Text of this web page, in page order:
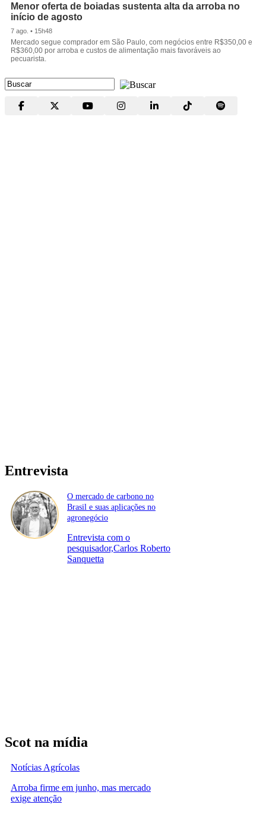
Menor oferta de boiadas sustenta alta da arroba no
início de agosto
7 ago. • 15h48
Mercado segue comprador em São Paulo, com negócios entre R$350,00 e
R$360,00 por arroba e custos de alimentação mais favoráveis ao
pecuarista.
Entrevista
O mercado de carbono no
Brasil e suas aplicações no
agronegócio
Entrevista com o
pesquisador,Carlos Roberto
Sanquetta
Scot na mídia
Notícias Agrícolas
Arroba firme em junho, mas mercado
exige atenção